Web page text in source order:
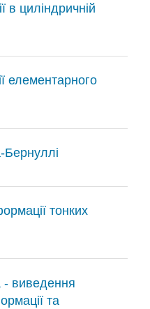
в циліндричній
елементарного
Бернуллі
тонких
виведення
та